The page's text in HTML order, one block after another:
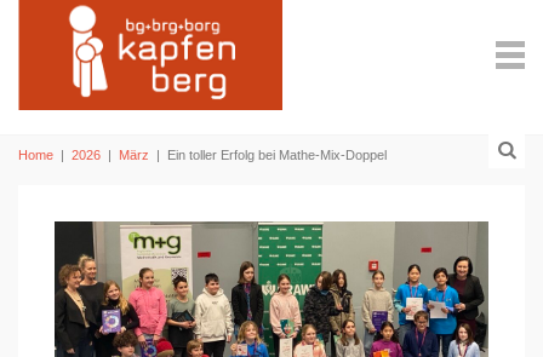
Home | 2026 | März | Ein toller Erfolg bei Mathe-Mix-Doppel